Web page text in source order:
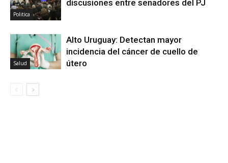
Politica
discusiones entre senadores del PJ
Salud
Alto Uruguay: Detectan mayor
incidencia del cáncer de cuello de
útero